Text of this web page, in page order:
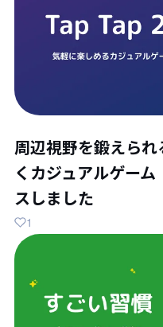
周辺視野を鍛えら
くカジュアルゲー
スしました
1